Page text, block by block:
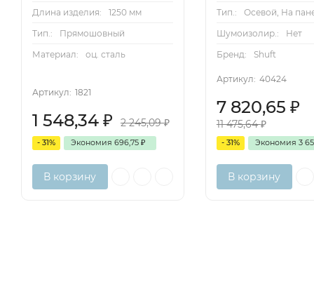
Длина изделия:
1250 мм
Тип.:
Прямошовный
Материал:
оц. сталь
Артикул: 1821
1 548,34 ₽ 2 245,09₽
- 31% Экономия 696,75 ₽
В корзину
Тип.:
Осевой, На
Шумоизолир.:
Нет
Бренд:
Shuft
Артикул: 40424
7 820,65 ₽
11 475,64₽
- 31% Экономия 3
В корзину